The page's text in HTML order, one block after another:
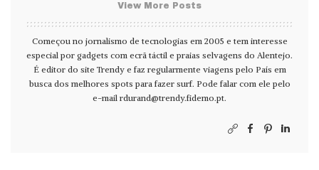
View More Posts
Começou no jornalismo de tecnologias em 2005 e tem interesse
especial por gadgets com ecrã táctil e praias selvagens do Alentejo.
É editor do site Trendy e faz regularmente viagens pelo País em
busca dos melhores spots para fazer surf. Pode falar com ele pelo
e-mail rdurand@trendy.fidemo.pt.